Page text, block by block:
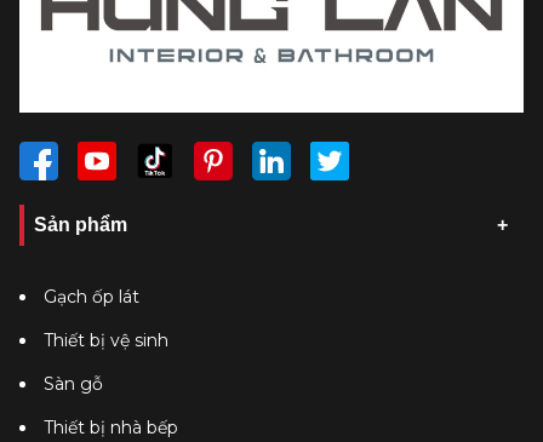
Sản phẩm
Gạch ốp lát
Thiết bị vệ sinh
Sàn gỗ
Thiết bị nhà bếp